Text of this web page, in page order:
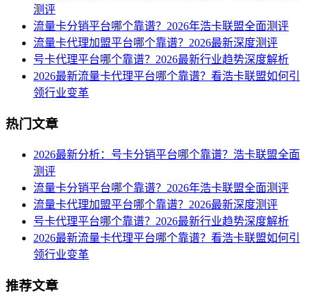
测评
流量卡分销平台哪个靠谱？2026年浩卡联盟全面测评
流量卡代理加盟平台哪个靠谱？2026最新深度测评
号卡代理平台哪个靠谱？2026最新行业趋势深度解析
2026最新流量卡代理平台哪个靠谱？看浩卡联盟如何引
领行业变革
热门文章
2026最新分析：号卡分销平台哪个靠谱？浩卡联盟全面
测评
流量卡分销平台哪个靠谱？2026年浩卡联盟全面测评
流量卡代理加盟平台哪个靠谱？2026最新深度测评
号卡代理平台哪个靠谱？2026最新行业趋势深度解析
2026最新流量卡代理平台哪个靠谱？看浩卡联盟如何引
领行业变革
推荐文章